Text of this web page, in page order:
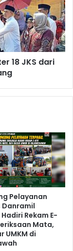
18 JKS dari
Pelayanan
Danramil
Rekam E-
Mata,
UMKM di